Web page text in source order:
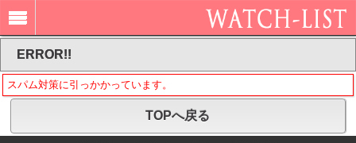
ERROR!!
スパム対策に引っかかっています。
TOPへ戻る